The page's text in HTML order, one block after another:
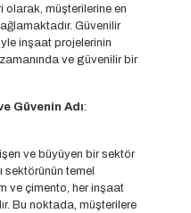
müşterilerine en
Güvenilir
inşaat projelerinin
ve güvenilir bir
Güvenin Adı:
ve büyüyen bir sektör
sektörünün temel
ve çimento, her inşaat
Bu noktada, müşterilere